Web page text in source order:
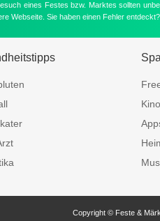
eines Festes bzw. Marktes sollten
Webseite. Sie haben einen Fehler
Copyright © Feste &